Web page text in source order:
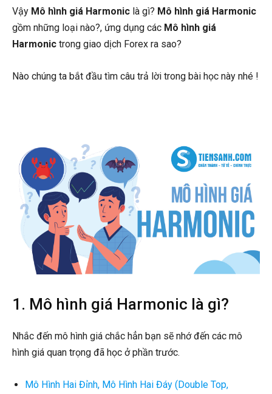
Vậy Mô hình giá Harmonic là gì? Mô hình giá Harmonic
gồm những loại nào?, ứng dụng các Mô hình giá
Harmonic trong giao dịch Forex ra sao?
Nào chúng ta bắt đầu tìm câu trả lời trong bài học này nhé !
1. Mô hình giá Harmonic là gì?
Nhắc đến mô hình giá chắc hẳn bạn sẽ nhớ đến các mô
hình giá quan trọng đã học ở phần trước.
Mô Hình Hai Đỉnh, Mô Hình Hai Đáy (Double Top,